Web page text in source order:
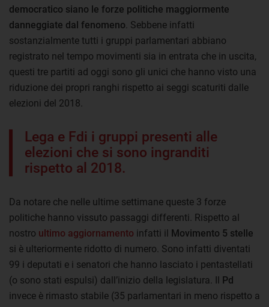
democratico siano le forze politiche maggiormente
danneggiate dal fenomeno . Sebbene infatti
sostanzialmente tutti i gruppi parlamentari abbiano
registrato nel tempo movimenti sia in entrata che in uscita,
questi tre partiti ad oggi sono gli unici che hanno visto una
riduzione dei propri ranghi rispetto ai seggi scaturiti dalle
elezioni del 2018.
Lega e Fdi i gruppi presenti alle
elezioni che si sono ingranditi
rispetto al 2018.
Da notare che nelle ultime settimane queste 3 forze
politiche hanno vissuto passaggi differenti. Rispetto al
nostro ultimo aggiornamento infatti il Movimento 5 stelle
si è ulteriormente ridotto di numero. Sono infatti diventati
99 i deputati e i senatori che hanno lasciato i pentastellati
(o sono stati espulsi) dall’inizio della legislatura. Il Pd
invece è rimasto stabile (35 parlamentari in meno rispetto a